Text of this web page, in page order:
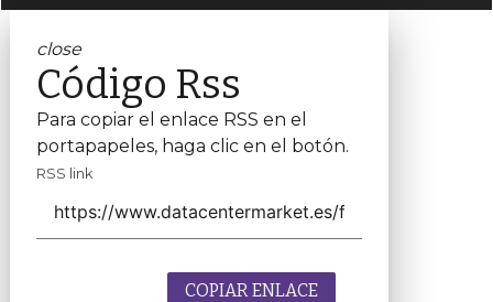
close
Código Rss
Para copiar el enlace RSS en el
portapapeles, haga clic en el botón.
RSS link
COPIAR ENLACE